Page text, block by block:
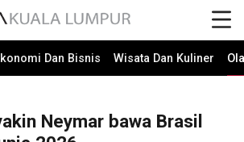
Dan Bisnis Wisata Dan Kuliner
Neymar bawa Brasil